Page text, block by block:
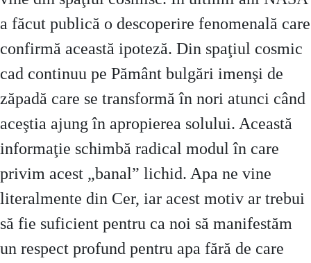
a făcut publică o descoperire fenomenală care
confirmă această ipoteză. Din spaţiul cosmic
cad continuu pe Pământ bulgări imenşi de
zăpadă care se transformă în nori atunci când
aceştia ajung în apropierea solului. Această
informaţie schimbă radical modul în care
privim acest „banal” lichid. Apa ne vine
literalmente din Cer, iar acest motiv ar trebui
să fie suficient pentru ca noi să manifestăm
un respect profund pentru apa fără de care